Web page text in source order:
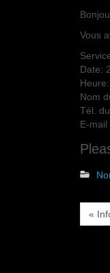
Vous
Date:
Nom
Tél.
E-
«